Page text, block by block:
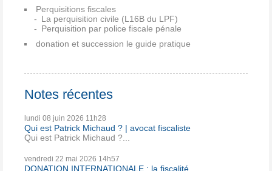
Perquisitions fiscales
La perquisition civile (L16B du LPF)
Perquisition par police fiscale pénale
donation et succession le guide pratique
Notes récentes
lundi 08 juin 2026 11h28
Qui est Patrick Michaud ? | avocat fiscaliste
Qui est Patrick Michaud ?...
vendredi 22 mai 2026 14h57
DONATION INTERNATIONALE : la fiscalité